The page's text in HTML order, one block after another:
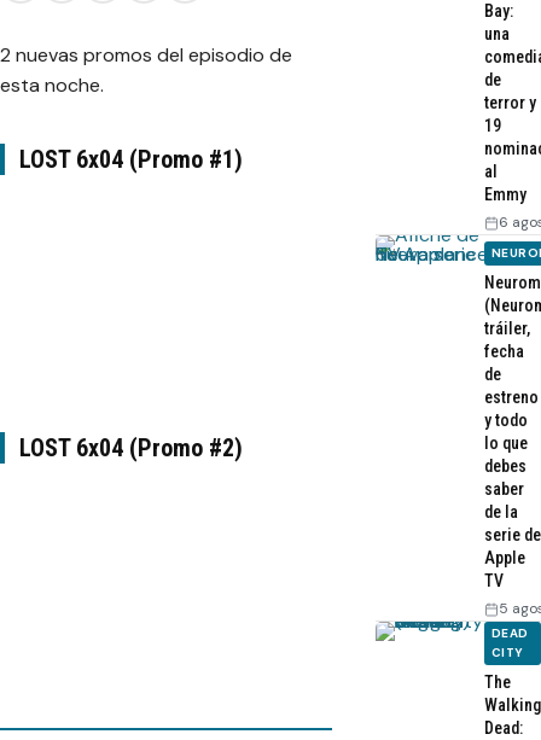
2 nuevas promos del episodio de
esta noche.
LOST 6x04 (Promo #1)
LOST 6x04 (Promo #2)
Bay:
una
de
terror y
19
al
Emmy
6
tráiler,
fecha
de
estreno
y todo
lo que
debes
saber
de la
serie de
Apple
TV
5
DEAD
CITY
The
Walking
Dead: